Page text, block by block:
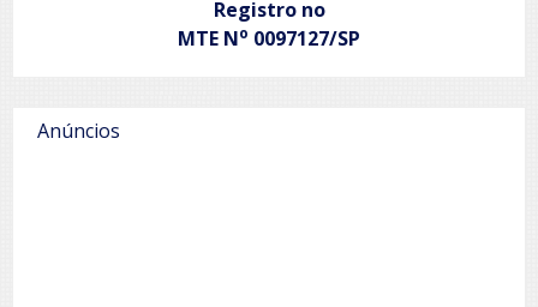
Registro no
MTE No 0097127/SP
Anúncios